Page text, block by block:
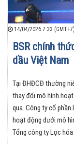
14/04/2026 7:33 (GMT+7)
BSR chính
dầu Việt Nam
Tại ĐHĐCĐ thường
thay đổi mô hình
qua. Công ty cổ phần
hoạt động dưới mô
Tổng công ty Lọc